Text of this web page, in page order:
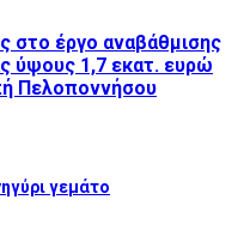
στο έργο αναβάθμισης
ύψους 1,7 εκατ. ευρώ
Πελοποννήσου
γεμάτο